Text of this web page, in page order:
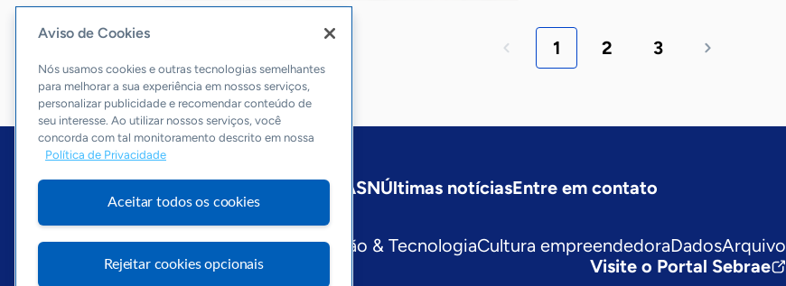
1 2 3
Sobre a ASNÚltimas notíciasEntre em contato
Editorias
Economia & PolíticaInovação & TecnologiaCultura empreendedoraDadosArquivo
Visite o Portal Sebrae
Aviso de Cookies
Nós usamos cookies e outras tecnologias semelhantes
para melhorar a sua experiência em nossos serviços,
personalizar publicidade e recomendar conteúdo de
seu interesse. Ao utilizar nossos serviços, você
concorda com tal monitoramento descrito em nossa
Política de Privacidade
Aceitar todos os cookies
Rejeitar cookies opcionais